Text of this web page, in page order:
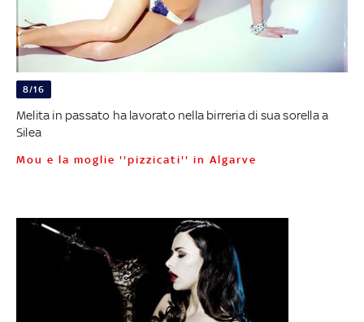
8/16
Melita in passato ha lavorato nella birreria di sua sorella a
Silea
Mou e la moglie ''pizzicati'' in Algarve